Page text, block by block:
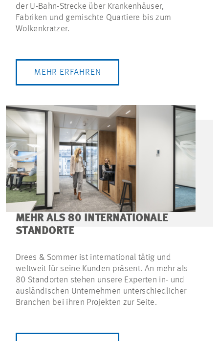
der U-Bahn-Strecke über Krankenhäuser,
Fabriken und gemischte Quartiere bis zum
Wolkenkratzer.
MEHR ERFAHREN
MEHR ALS 80 INTERNATIONALE
STANDORTE
Drees & Sommer ist international tätig und
weltweit für seine Kunden präsent. An mehr als
80 Standorten stehen unsere Experten in- und
ausländischen Unternehmen unterschiedlicher
Branchen bei ihren Projekten zur Seite.